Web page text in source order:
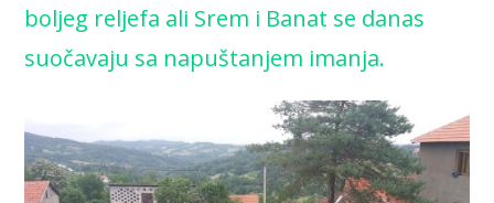
boljeg reljefa ali Srem i Banat se danas
suočavaju sa napuštanjem imanja.